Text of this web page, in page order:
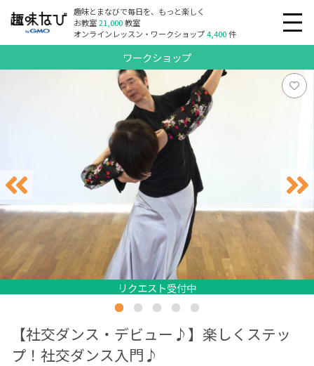
趣味とまなびで毎日を、もっと楽しく
お教室21,000教室
オンラインレッスン・ワークショップ4,400件
ワークショップ
リクエスト受付中
リクエスト受付中
リクエスト受付中
リクエスト受付中
リクエスト受付中
リクエスト受付中
【社交ダンス・デビュー♪】楽しくステッ
プ！社交ダンス入門♪